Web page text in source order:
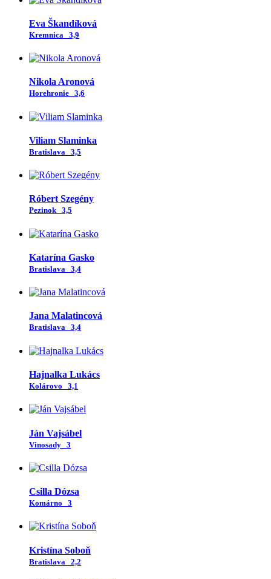
Eva Škandíková
Kremnica 3,9
Nikola Aronová
Horehronie 3,6
Viliam Slaminka
Bratislava 3,5
Róbert Szegény
Pezinok 3,5
Katarína Gasko
Bratislava 3,4
Jana Malatincová
Bratislava 3,4
Hajnalka Lukács
Kolárovo 3,1
Ján Vajsábel
Vinosady 3
Csilla Dózsa
Komárno 3
Kristína Soboň
Bratislava 2,2